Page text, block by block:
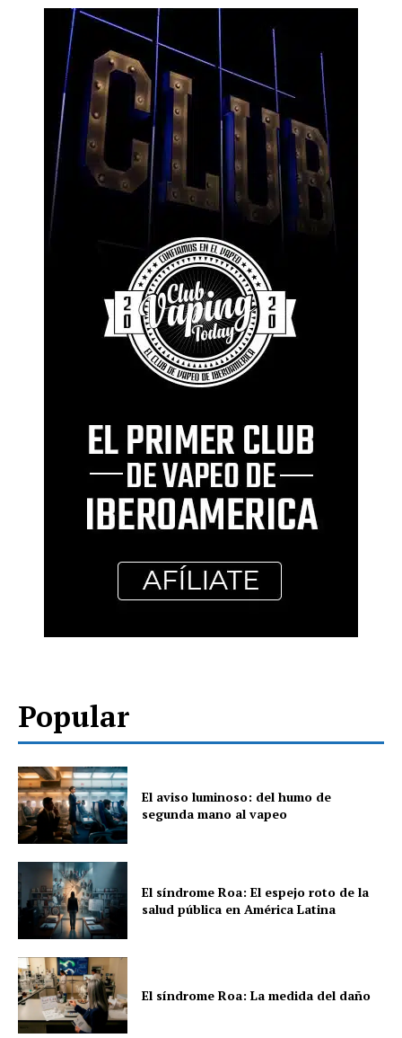
Popular
El aviso luminoso: del humo de
segunda mano al vapeo
El síndrome Roa: El espejo roto de la
salud pública en América Latina
El síndrome Roa: La medida del daño